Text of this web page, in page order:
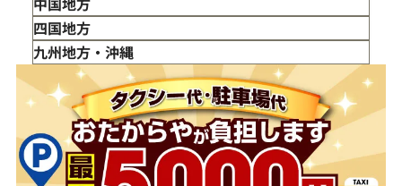
山形県
福島県
千葉県
茨城県
栃木県
群馬県
石川県
山梨県
長野県
岐阜県
静岡県
愛知県
滋賀県
京都府
大阪府
兵庫県
奈良県
和歌山県
鳥取県
島根県
岡山県
広島県
山口県
四国地方
徳島県
香川県
愛媛県
九州地方・沖縄
福岡県
佐賀県
長崎県
熊本県
大分県